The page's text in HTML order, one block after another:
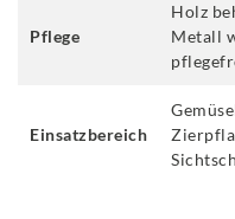
Pflege
Holz
Metall
Einsatzbereich